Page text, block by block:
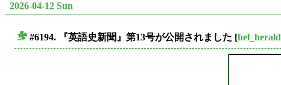
2026-04-12 Sun
#6194. 『英語史新聞』第13号が公開されました [hel_herald